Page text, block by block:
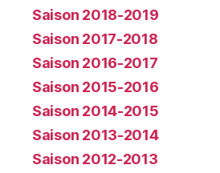
Saison 2018-2019
Saison 2017-2018
Saison 2016-2017
Saison 2015-2016
Saison 2014-2015
Saison 2013-2014
Saison 2012-2013